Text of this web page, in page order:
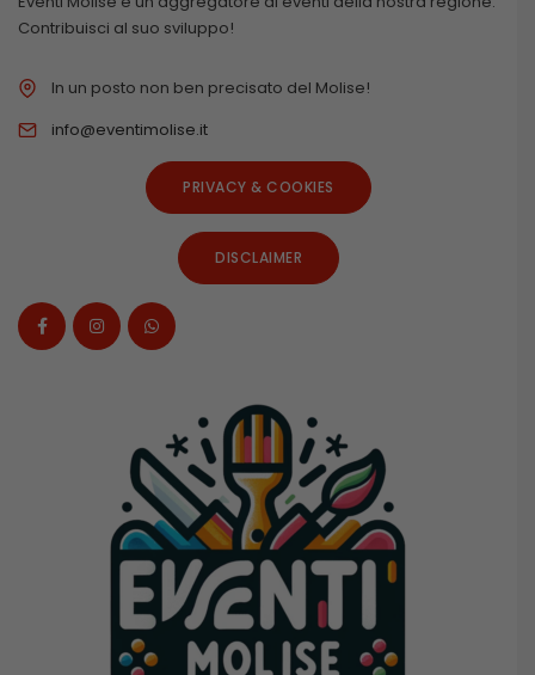
Contribuisci al suo sviluppo!
In un posto non ben precisato del Molise!
info@eventimolise.it
PRIVACY & COOKIES
DISCLAIMER